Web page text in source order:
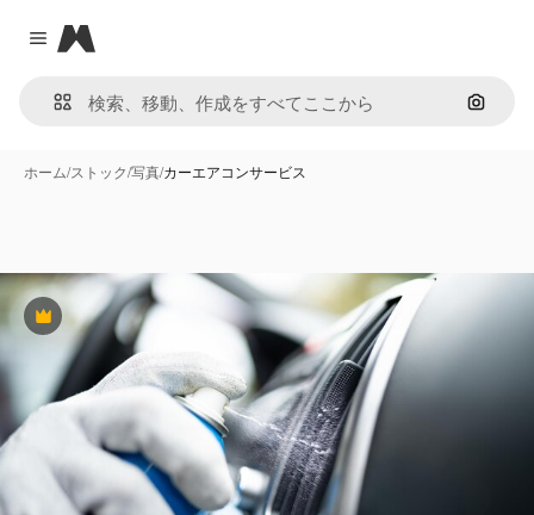
Close menu
Magnific
画像で
ホーム/ストック/写真/カーエアコンサービス
Premium